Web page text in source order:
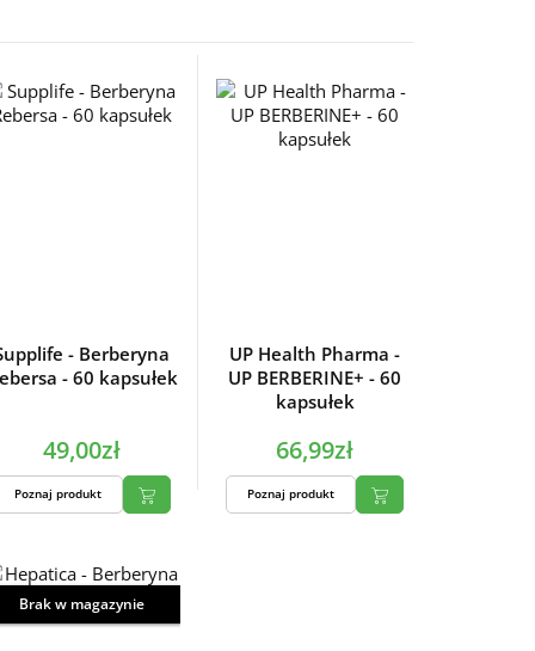
- Berberyna
- 60 kapsułek
49,00zł
Poznaj produkt
UP Health Pharma -
UP BERBERINE+ - 60
kapsułek
66,99zł
Poznaj produkt
Brak w magazynie